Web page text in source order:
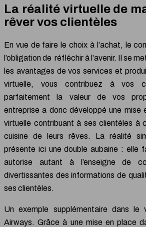
La réalité virtuelle de
rêver vos clientèles
En vue de faire le choix à l’achat, le
l’obligation de réfléchir à l’avenir. Il se
les avantages de vos services et
virtuelle, vous contribuez à vos
parfaitement la valeur de vos
entreprise a donc développé une mise
virtuelle contribuant à ses clientèles à
cuisine de leurs rêves. La réalité
présente ici une double aubaine : elle
autorise autant à l’enseigne de
divertissantes des informations de
ses clientèles.
Un exemple supplémentaire dans le
Airways. Grâce à une mise en place